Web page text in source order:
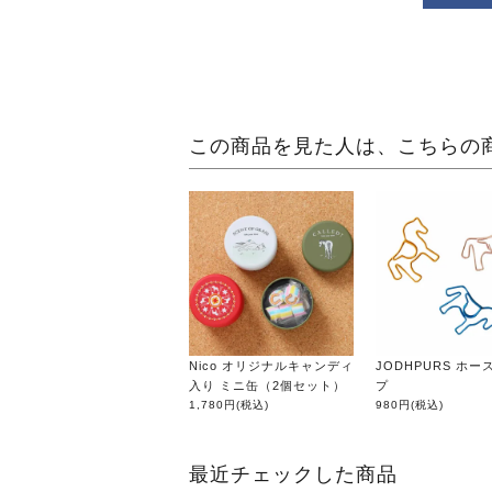
この商品を見た人は、こちらの
Nico オリジナルキャンディ
入り ミニ缶（2個セット）
1,780円(税込)
JODHPURS ホー
プ
980円(税込)
最近チェックした商品